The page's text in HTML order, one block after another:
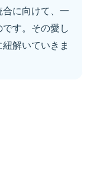
に向けて、一
す。その愛し
解いていきま